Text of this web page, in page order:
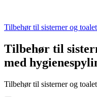
Tilbehør til sisterner og
Tilbehør til
med
Tilbehør til sisterner og